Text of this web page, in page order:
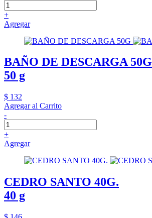
+
Agregar
BAÑO DE DESCARGA 50G
50 g
$ 132
Agregar al Carrito
-
+
Agregar
CEDRO SANTO 40G.
40 g